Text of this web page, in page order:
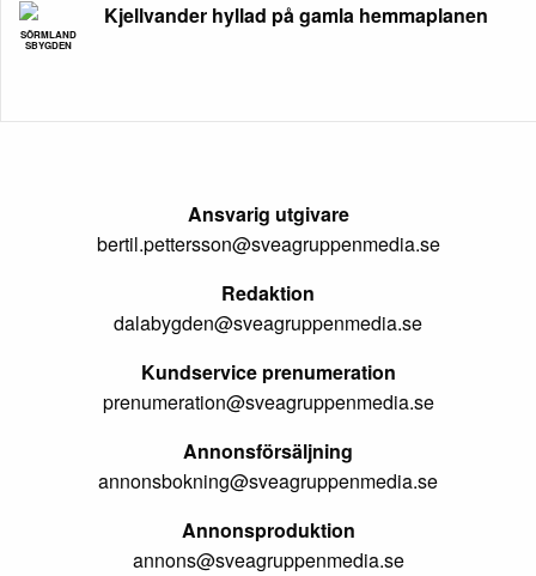
SÖRMLAND
SBYGDEN
Kjellvander hyllad på gamla hemmaplanen
Ansvarig utgivare
bertil.pettersson@sveagruppenmedia.se
Redaktion
dalabygden@sveagruppenmedia.se
Kundservice prenumeration
prenumeration@sveagruppenmedia.se
Annonsförsäljning
annonsbokning@sveagruppenmedia.se
Annonsproduktion
annons@sveagruppenmedia.se